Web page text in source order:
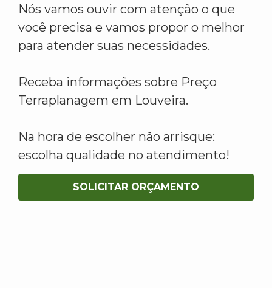
Nós vamos ouvir com atenção o que
você precisa e vamos propor o melhor
para atender suas necessidades.
Receba informações sobre Preço
Terraplanagem em Louveira.
Na hora de escolher não arrisque:
escolha qualidade no atendimento!
SOLICITAR ORÇAMENTO